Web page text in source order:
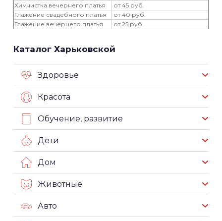
Химчистка вечернего платья
от 45 руб.
Глажение свадебного платья
от 40 руб.
Глажение вечернего платья
от 25 руб.
Каталог Харьковской
Здоровье
Красота
Обучение, развитие
Дети
Дом
Животные
Авто